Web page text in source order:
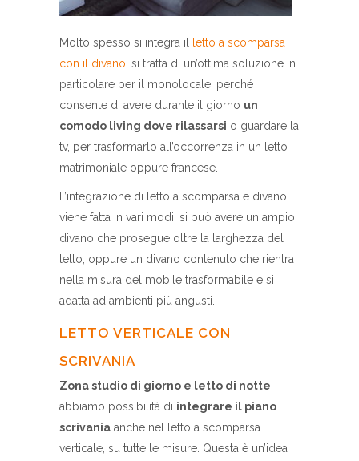
Molto spesso si integra il
letto a scomparsa
con il divano , si tratta di un’ottima soluzione in
particolare per il monolocale, perché
consente di avere durante il giorno un
comodo living dove rilassarsi o guardare la
tv, per trasformarlo all’occorrenza in un letto
matrimoniale oppure francese.
L’integrazione di letto a scomparsa e divano
viene fatta in vari modi: si può avere un ampio
divano che prosegue oltre la larghezza del
letto, oppure un divano contenuto che rientra
nella misura del mobile trasformabile e si
adatta ad ambienti più angusti.
LETTO VERTICALE CON
SCRIVANIA
Zona studio di giorno e letto di notte:
abbiamo possibilità di integrare il piano
scrivania anche nel letto a scomparsa
verticale, su tutte le misure. Questa è un’idea